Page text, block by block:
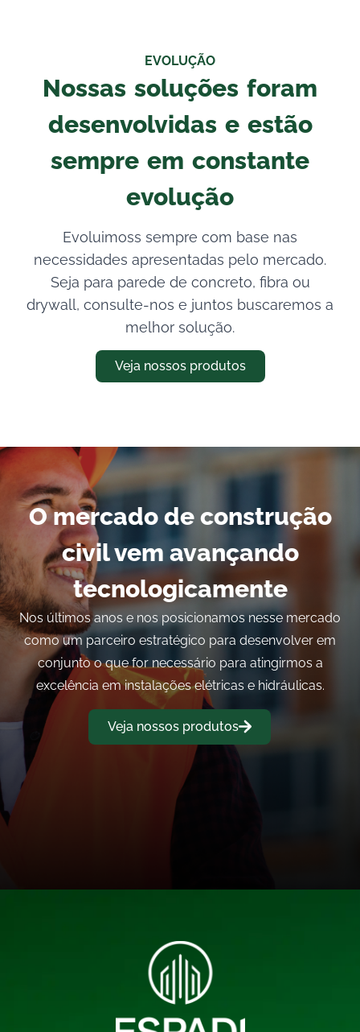
EVOLUÇÃO
Nossas soluções foram
desenvolvidas e estão
sempre em constante
evolução
Evoluimoss sempre com base nas
necessidades apresentadas pelo mercado.
Seja para parede de concreto, fibra ou
drywall, consulte-nos e juntos buscaremos a
melhor solução.
Veja nossos produtos
O mercado de construção
civil vem avançando
tecnologicamente
Nos últimos anos e nos posicionamos nesse mercado
como um parceiro estratégico para desenvolver em
conjunto o que for necessário para atingirmos a
excelência em instalações elétricas e hidráulicas.
Veja nossos produtos